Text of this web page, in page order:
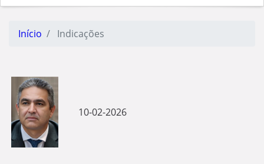
Início Indicações
10-02-2026